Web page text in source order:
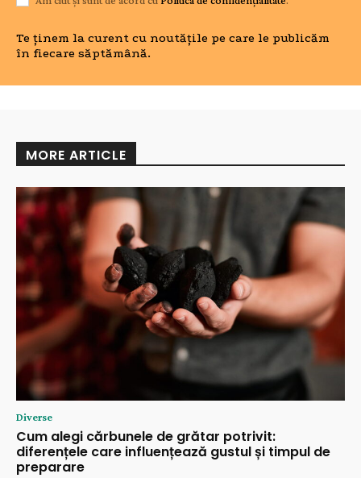
Te ținem la curent cu noutățile pe care le publicăm
în fiecare săptămână.
MORE ARTICLE
Diverse
Cum alegi cărbunele de grătar potrivit:
diferențele care influențează gustul și timpul de
preparare